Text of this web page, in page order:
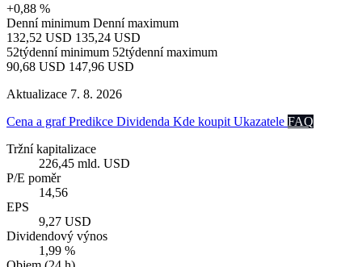
+0,88 %
Denní minimum Denní maximum
132,52 USD 135,24 USD
52týdenní minimum 52týdenní maximum
90,68 USD 147,96 USD
Aktualizace 7. 8. 2026
Cena a grafPredikce Dividenda Kde koupit Ukazatele FAQ
Tržní kapitalizace
226,45 mld. USD
P/E poměr
14,56
EPS
9,27 USD
Dividendový výnos
1,99 %